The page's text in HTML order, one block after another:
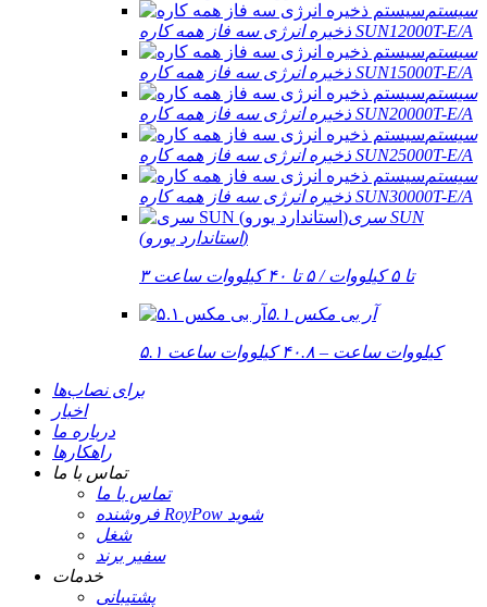
سیستم
ذخیره انرژی سه فاز همه کاره SUN12000T-E/A
سیستم
ذخیره انرژی سه فاز همه کاره SUN15000T-E/A
سیستم
ذخیره انرژی سه فاز همه کاره SUN20000T-E/A
سیستم
ذخیره انرژی سه فاز همه کاره SUN25000T-E/A
سیستم
ذخیره انرژی سه فاز همه کاره SUN30000T-E/A
سری SUN
(استاندارد یورو)
۳ تا ۵ کیلووات / ۵ تا ۴۰ کیلووات ساعت
آر بی مکس ۵.۱
۵.۱ کیلووات ساعت – ۴۰.۸ کیلووات ساعت
برای نصاب‌ها
اخبار
درباره ما
راهکارها
تماس با ما
تماس با ما
فروشنده RoyPow شوید
شغل
سفیر برند
خدمات
پشتیبانی